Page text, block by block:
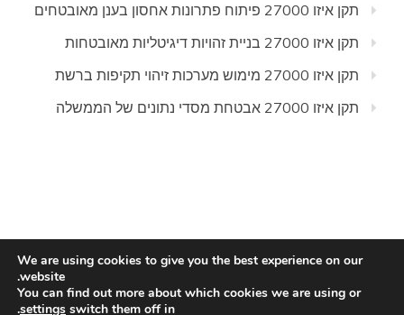
תקן איזו 27000 פיתוח פתרונות אחסון בענן מאובטחים
תקן איזו 27000 בניית זהויות דיגיטליות מאובטחות
תקן איזו 27000 מימוש מערכות זיהוי תקיפות ברשת
תקן איזו 27000 אבטחת מסדי נתונים של הממשלה
All Rights Reserved 2020.
Proudly powered by WordPress
We are using cookies to give you the best experience on our
website.
You can find out more about which cookies we are using or
switch them off in
settings
.